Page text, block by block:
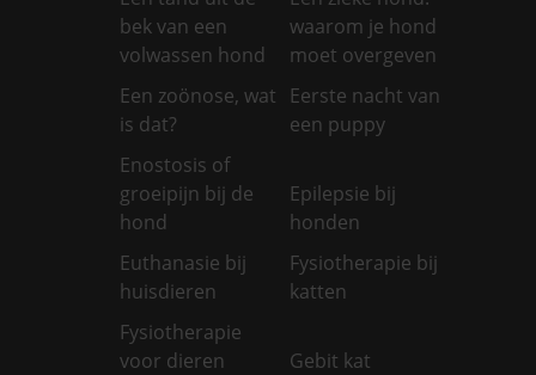
bek van een
volwassen hond
waarom je hond
moet overgeven
Een zoönose, wat
is dat?
Eerste nacht van
een puppy
Enostosis of
groeipijn bij de
hond
Epilepsie bij
honden
Euthanasie bij
huisdieren
Fysiotherapie bij
katten
Fysiotherapie
voor dieren
Gebit kat